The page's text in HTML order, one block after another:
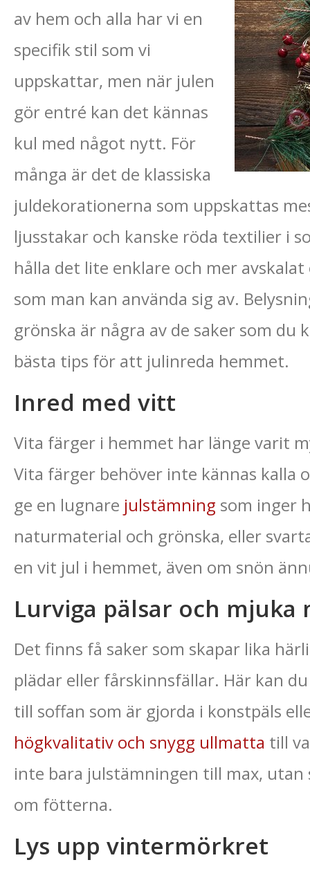
av hem och alla har vi en
specifik stil som vi
uppskattar, men när julen
gör entré kan det kännas
kul med något nytt. För
många är det de klassiska
juldekorationerna som uppskattas
ljusstakar och kanske röda textilier i
hålla det lite enklare och mer
som man kan använda sig av.
grönska är några av de saker som
bästa tips för att julinreda hemmet.
Inred med vitt
Vita färger i hemmet har länge varit
Vita färger behöver inte kännas kalla
ge en lugnare julstämning som inger
naturmaterial och grönska, eller
en vit jul i hemmet, även om snön
Lurviga pälsar och mjuka
Det finns få saker som skapar lika
plädar eller fårskinnsfällar. Här kan
till soffan som är gjorda i konstpäls
högkvalitativ och snygg ullmatta till
inte bara julstämningen till max,
om fötterna.
Lys upp vintermörkret